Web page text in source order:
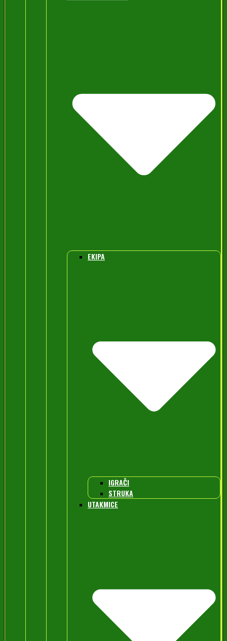
EKIPA
IGRAČI
STRUKA
UTAKMICE